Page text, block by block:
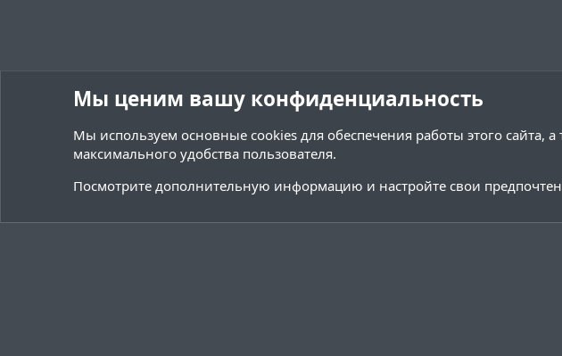
Ресурсы
Мы ценим вашу конфиденциальность
Мы используем основные cookies для обеспечения работы этого сайта,
максимального удобства пользователя.
Посмотрите дополнительную информацию и настройте свои